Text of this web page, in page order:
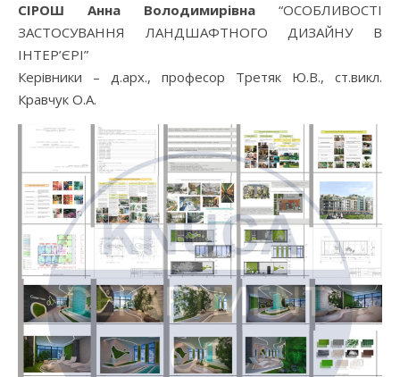
СІРОШ Анна Володимирівна “ОСОБЛИВОСТІ
ЗАСТОСУВАННЯ ЛАНДШАФТНОГО ДИЗАЙНУ В
ІНТЕР’ЄРІ”
Керівники – д.арх., професор Третяк Ю.В., ст.викл.
Кравчук О.А.